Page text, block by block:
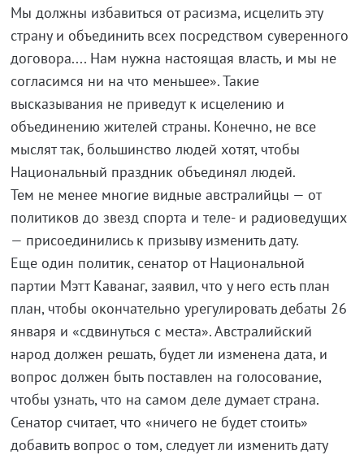
Мы должны избавиться от расизма, исцелить эту
страну и объединить всех посредством суверенного
договора.... Нам нужна настоящая власть, и мы не
согласимся ни на что меньшее». Такие
высказывания не приведут к исцелению и
объединению жителей страны. Конечно, не все
мыслят так, большинство людей хотят, чтобы
Национальный праздник объединял людей.
Тем не менее многие видные австралийцы — от
политиков до звезд спорта и теле- и радиоведущих
— присоединились к призыву изменить дату.
Еще один политик, сенатор от Национальной
партии Мэтт Каванаг, заявил, что у него есть план
план, чтобы окончательно урегулировать дебаты 26
января и «сдвинуться с места». Австралийский
народ должен решать, будет ли изменена дата, и
вопрос должен быть поставлен на голосование,
чтобы узнать, что на самом деле думает страна.
Сенатор считает, что «ничего не будет стоить»
добавить вопрос о том, следует ли изменить дату